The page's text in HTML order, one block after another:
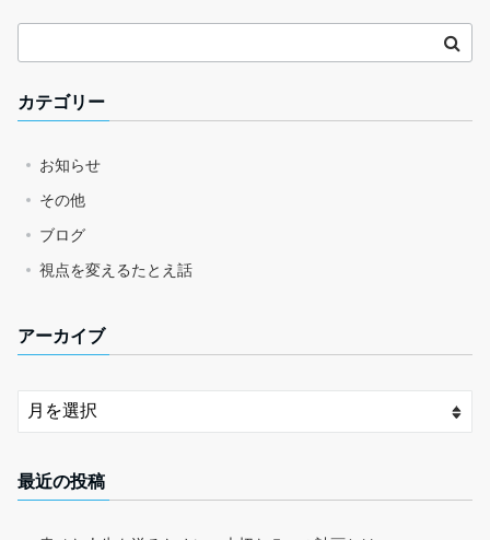
カテゴリー
お知らせ
その他
ブログ
視点を変えるたとえ話
アーカイブ
最近の投稿